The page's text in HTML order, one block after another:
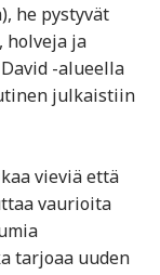
he pystyvät
holveja ja
-alueella
julkaistiin
vieviä että
vaurioita
tarjoaa uuden